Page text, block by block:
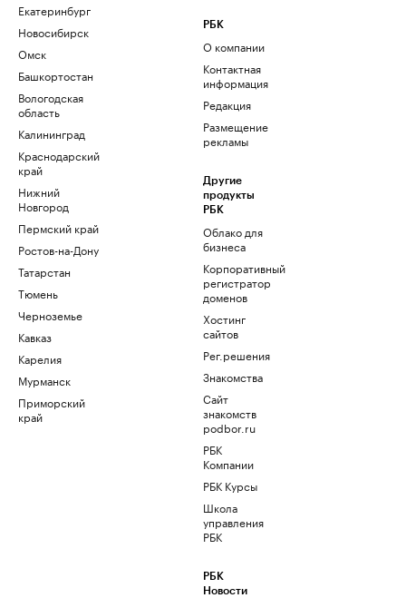
Екатеринбург
Новосибирск
Омск
Башкортостан
Вологодская
область
Калининград
Краснодарский
край
Нижний
Новгород
Пермский край
Ростов-на-Дону
Татарстан
Тюмень
Черноземье
Кавказ
Карелия
Мурманск
Приморский
край
РБК
О компании
Контактная
информация
Редакция
Размещение
рекламы
Другие
продукты
РБК
Облако для
бизнеса
Корпоративный
регистратор
доменов
Хостинг
сайтов
Рег.решения
Знакомства
Сайт
знакомств
podbor.ru
РБК
Компании
РБК Курсы
Школа
управления
РБК
РБК
Новости